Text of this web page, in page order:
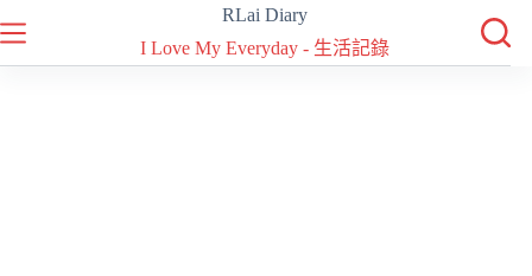
至
主
RLai Diary
I Love My Everyday - 生活記錄